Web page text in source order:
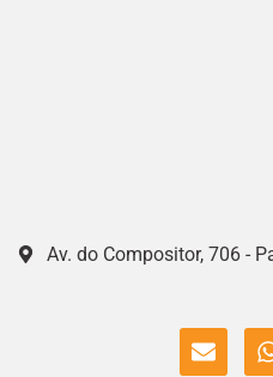
Av. do Compositor, 706 -